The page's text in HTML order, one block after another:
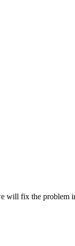
will fix the problem